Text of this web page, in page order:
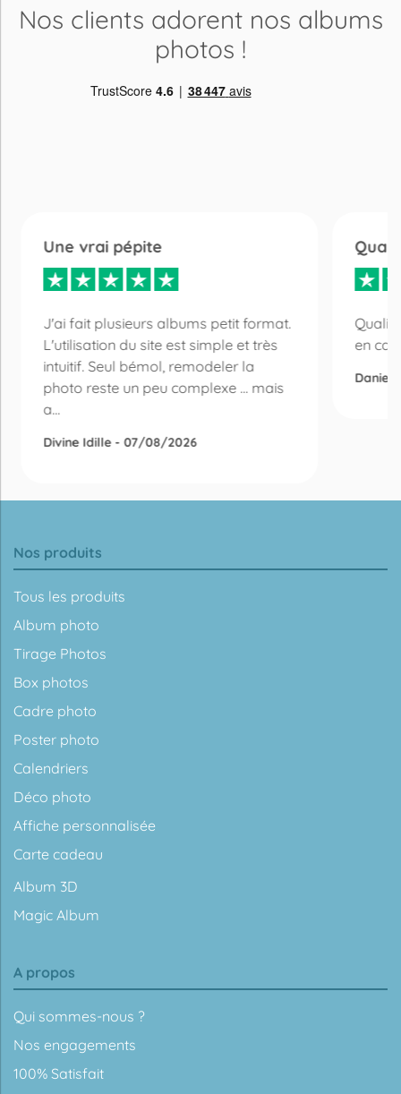
Nos clients adorent nos albums
photos !
Une vrai pépite
J'ai fait plusieurs albums petit format.
L'utilisation du site est simple et très
intuitif. Seul bémol, remodeler la
photo reste un peu complexe ... mais
a...
Divine Idille - 07/08/2026
en
Daniel
Nos produits
Tous les produits
Album photo
Tirage Photos
Box photos
Cadre photo
Poster photo
Calendriers
Déco photo
Affiche personnalisée
Carte cadeau
Album 3D
Magic Album
A propos
Qui sommes-nous ?
Nos engagements
100% Satisfait